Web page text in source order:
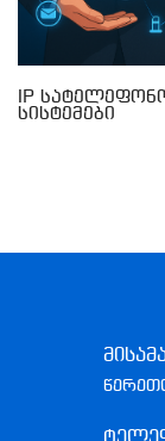
IP
Სისტემები